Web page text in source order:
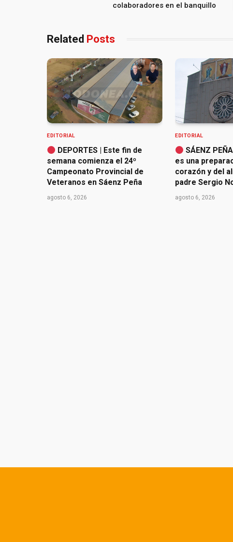
colaboradores en el banquillo
Related Posts
EDITORIAL
DEPORTES | Este fin de
semana comienza el 24º
Campeonato Provincial de
Veteranos en Sáenz Peña
agosto 6, 2026
EDITORIAL
SÁENZ
es una
corazón y del
padre Sergio
agosto 6, 2026